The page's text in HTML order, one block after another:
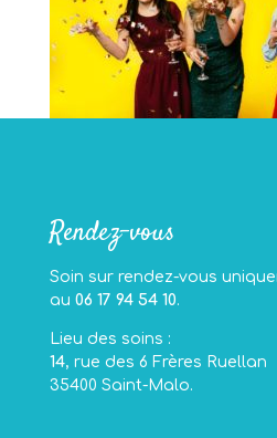
Rendez-vous
Soin sur rendez-vous
au 06 17 94 54 10.
Lieu des soins :
14, rue des 6 Frères Ruellan
35400 Saint-Malo.